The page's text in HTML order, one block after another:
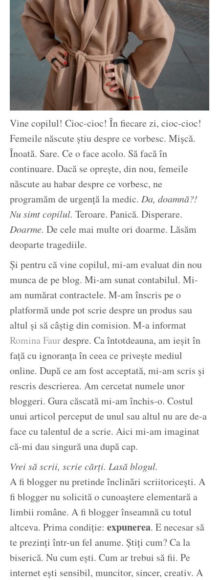
Vine copilul! Cioc-cioc! În fiecare zi, cioc-cioc!
Femeile născute știu despre ce vorbesc. Mișcă.
Înoată. Sare. Ce o face acolo. Să facă în
continuare. Dacă se oprește, din nou, femeile
născute au habar despre ce vorbesc, ne
programăm de urgență la medic. Da, doamnă?!
Nu simt copilul. Teroare. Panică. Disperare.
Doarme. De cele mai multe ori doarme. Lăsăm
deoparte tragediile.
Și pentru că vine copilul, mi-am evaluat din nou
munca de pe blog. Mi-am sunat contabilul. Mi-
am numărat contractele. M-am înscris pe o
platformă unde pot scrie despre un produs sau
altul și să câștig din comision. M-a informat
Romina Faurdespre. Ca întotdeauna, am ieșit în
față cu ignoranța în ceea ce privește mediul
online. După ce am fost acceptată, mi-am scris și
rescris descrierea. Am cercetat numele unor
bloggeri. Gura căscată mi-am închis-o. Costul
unui articol perceput de unul sau altul nu are de-a
face cu talentul de a scrie. Aici mi-am imaginat
că-mi dau singură una după cap.
Vrei să scrii, scrie cărți. Lasă blogul.
A fi blogger nu pretinde înclinări scriitoricești. A
fi blogger nu solicită o cunoaștere elementară a
limbii române. A fi blogger înseamnă cu totul
altceva. Prima condiție: expunerea. E necesar să
te prezinți într-un fel anume. Știți cum? Ca la
biserică. Nu cum ești. Cum ar trebui să fii. Pe
internet ești sensibil, muncitor, sincer, creativ. A